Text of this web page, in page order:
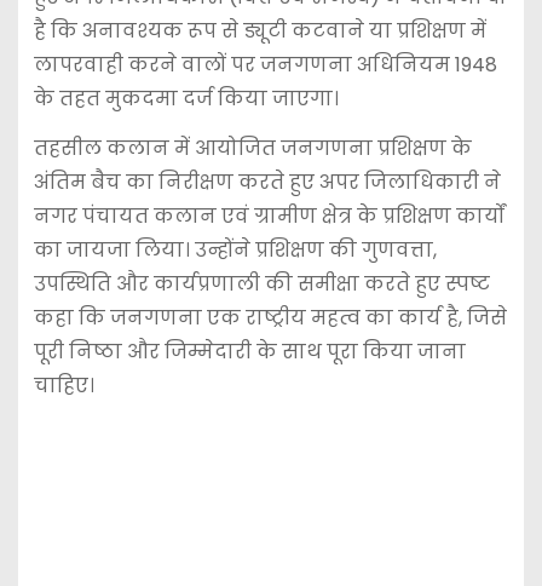
है कि अनावश्यक रूप से ड्यूटी कटवाने या प्रशिक्षण में
लापरवाही करने वालों पर जनगणना अधिनियम 1948
के तहत मुकदमा दर्ज किया जाएगा।
तहसील कलान में आयोजित जनगणना प्रशिक्षण के
अंतिम बैच का निरीक्षण करते हुए अपर जिलाधिकारी ने
नगर पंचायत कलान एवं ग्रामीण क्षेत्र के प्रशिक्षण कार्यों
का जायजा लिया। उन्होंने प्रशिक्षण की गुणवत्ता,
उपस्थिति और कार्यप्रणाली की समीक्षा करते हुए स्पष्ट
कहा कि जनगणना एक राष्ट्रीय महत्व का कार्य है, जिसे
पूरी निष्ठा और जिम्मेदारी के साथ पूरा किया जाना
चाहिए।